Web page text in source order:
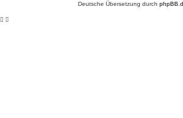
Deutsche Übersetzung durch